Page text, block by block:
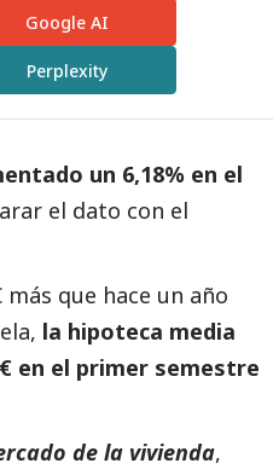
Google AI
Perplexity
un 6,18% en el
el dato con el
más que hace un año
la hipoteca media
en el primer semestre
de la vivienda,